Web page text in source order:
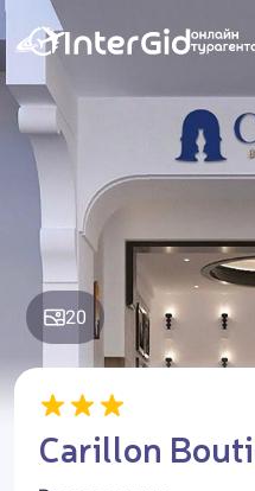
20
Carillon